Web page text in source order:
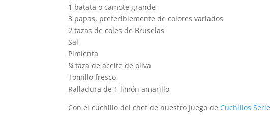
1 batata o camote grande
3 papas, preferiblemente de colores variados
2 tazas de coles de Bruselas
Sal
Pimienta
¼ taza de aceite de oliva
Tomillo fresco
Ralladura de 1 limón amarillo
Con el cuchillo del chef de nuestro Juego de Cuchillos